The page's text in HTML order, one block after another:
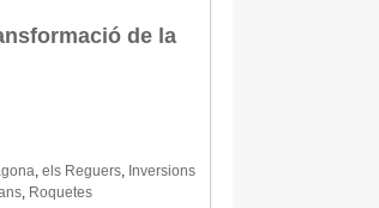
de la
, els Reguers, Inversions
, Roquetes